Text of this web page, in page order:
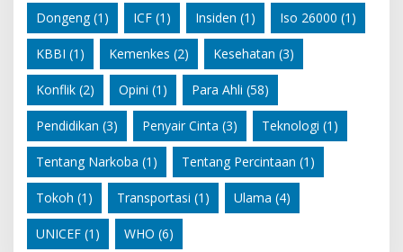
Dongeng(1) ICF (1) Insiden (1) Iso 26000 (1)
KBBI (1) Kemenkes (2) Kesehatan (3)
Konflik (2) Opini (1) Para Ahli (58)
Pendidikan (3) Penyair Cinta (3) Teknologi (1)
Tentang Narkoba (1) Tentang Percintaan (1)
Tokoh (1) Transportasi (1) Ulama (4)
UNICEF (1) WHO (6)